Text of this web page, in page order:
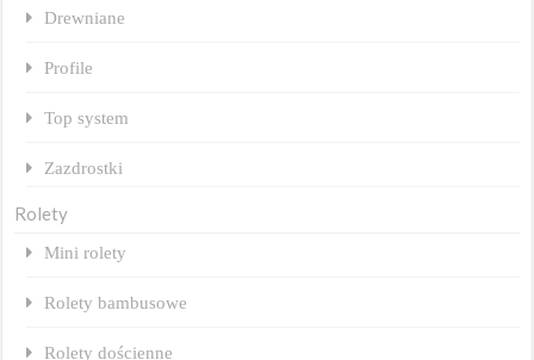
Drewniane
Profile
Top system
Zazdrostki
Rolety
Mini rolety
Rolety bambusowe
Rolety dościenne